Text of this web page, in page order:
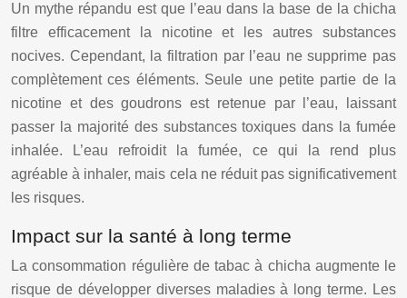
Un mythe répandu est que l’eau dans la base de la chicha
filtre efficacement la nicotine et les autres substances
nocives. Cependant, la filtration par l’eau ne supprime pas
complètement ces éléments. Seule une petite partie de la
nicotine et des goudrons est retenue par l’eau, laissant
passer la majorité des substances toxiques dans la fumée
inhalée. L’eau refroidit la fumée, ce qui la rend plus
agréable à inhaler, mais cela ne réduit pas significativement
les risques.
Impact sur la santé à long terme
La consommation régulière de tabac à chicha augmente le
risque de développer diverses maladies à long terme. Les